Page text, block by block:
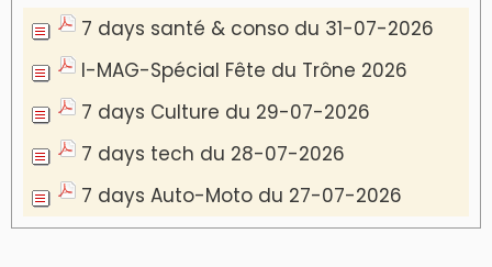
7 days santé & conso du 31-07-2026
I-MAG-Spécial Fête du Trône 2026
7 days Culture du 29-07-2026
7 days tech du 28-07-2026
7 days Auto-Moto du 27-07-2026